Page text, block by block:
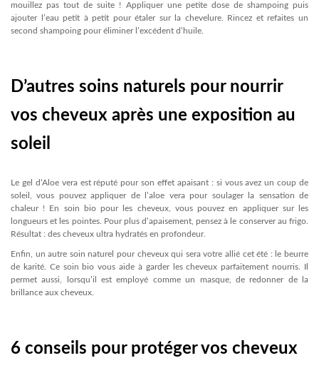
mouillez pas tout de suite ! Appliquer une petite dose de shampoing puis
ajouter l’eau petit à petit pour étaler sur la chevelure. Rincez et refaites un
second shampoing pour éliminer l’excédent d’huile.
D’autres soins naturels pour nourrir
vos cheveux après une exposition au
soleil
Le gel d’Aloe vera est réputé pour son effet apaisant : si vous avez un coup de
soleil, vous pouvez appliquer de l’aloe vera pour soulager la sensation de
chaleur ! En soin bio pour les cheveux, vous pouvez en appliquer sur les
longueurs et les pointes. Pour plus d’apaisement, pensez à le conserver au frigo.
Résultat : des cheveux ultra hydratés en profondeur.
Enfin, un autre soin naturel pour cheveux qui sera votre allié cet été : le beurre
de karité. Ce soin bio vous aide à garder les cheveux parfaitement nourris. Il
permet aussi, lorsqu’il est employé comme un masque, de redonner de la
brillance aux cheveux.
6 conseils pour protéger vos cheveux